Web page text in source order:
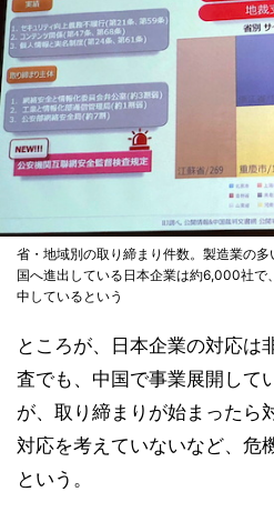
省・地域別の取り締まり件数。製造業の
国へ進出している日本企業は約6,000社
中しているという
ところが、日本企業の対応は
査でも、中国で事業展開して
が、取り締まりが始まったら
対応を考えていないなど、危
という。